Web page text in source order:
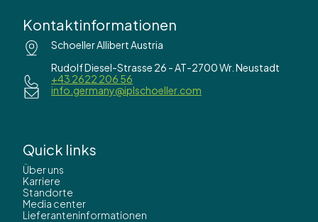
Kontaktinformationen
Schoeller Allibert Austria
Rudolf Diesel-Strasse 26 - AT-2700 Wr. Neustadt
+43 2622 206 56
info.germany@iplschoeller.com
Quick links
Über uns
Karriere
Standorte
Media center
Lieferanteninformationen